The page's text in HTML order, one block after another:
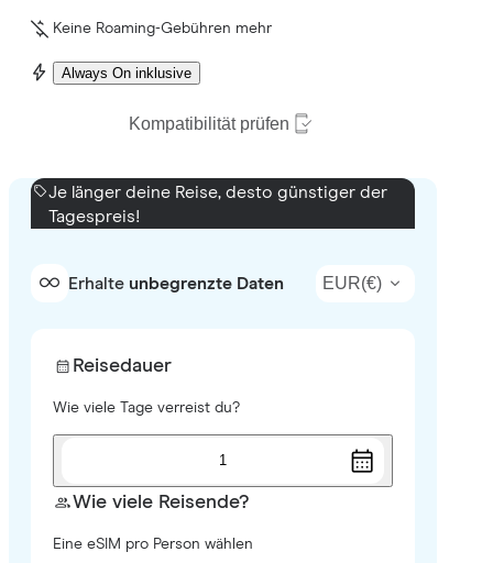
Keine Roaming-Gebühren mehr
Always On inklusive
Kompatibilität prüfen
Je länger deine Reise, desto günstiger der
Tagespreis!
Erhalte unbegrenzte Daten EUR(€)
Reisedauer
Wie viele Tage verreist du?
1
Wie viele Reisende?
Eine eSIM pro Person wählen